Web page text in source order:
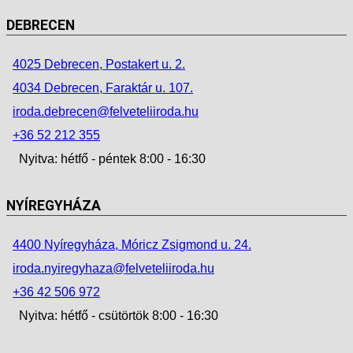
DEBRECEN
4025 Debrecen, Postakert u. 2.
4034 Debrecen, Faraktár u. 107.
iroda.debrecen@felveteliiroda.hu
+36 52 212 355
Nyitva: hétfő - péntek 8:00 - 16:30
NYÍREGYHÁZA
4400 Nyíregyháza, Móricz Zsigmond u. 24.
iroda.nyiregyhaza@felveteliiroda.hu
+36 42 506 972
Nyitva: hétfő - csütörtök 8:00 - 16:30